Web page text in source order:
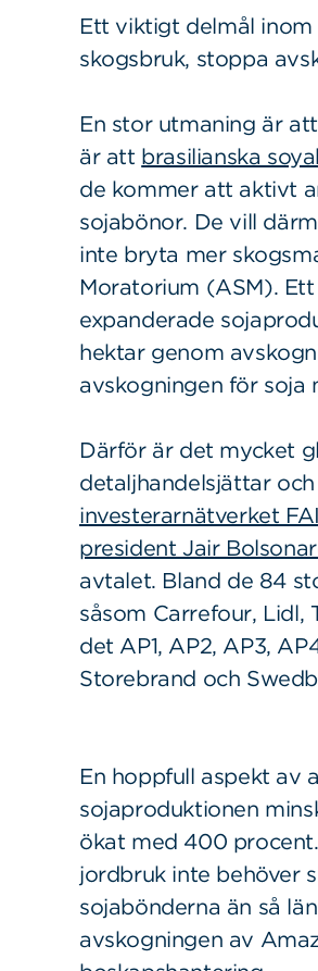
Ett viktigt delmål inom
skogsbruk, stoppa
En stor utmaning är
är att brasilianska
de kommer att aktivt
sojabönor. De vill
inte bryta mer
Moratorium (ASM).
expanderade
hektar genom
avskogningen för soja
Därför är det mycket
detaljhandelsjättar
investerarnätverket
president Jair
avtalet. Bland de 84
såsom Carrefour, Lidl,
det AP1, AP2, AP3,
Storebrand och
En hoppfull aspekt av
sojaproduktionen
ökat med 400
jordbruk inte behöver
sojabönderna än så
avskogningen av
Sök på sidan:Sök
efter: